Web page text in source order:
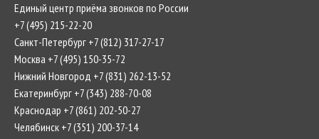
Единый центр приёма звонков по России
+7 (495) 215-22-20
Санкт-Петербург +7 (812) 317-27-17
Москва +7 (495) 150-35-72
Нижний Новгород +7 (831) 262-13-52
Екатеринбург +7 (343) 288-70-08
Краснодар +7 (861) 202-50-27
Челябинск +7 (351) 200-37-14